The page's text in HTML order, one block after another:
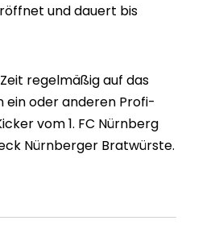
und dauert bis
regelmäßig auf das
ein oder anderen Profi-
vom 1. FC Nürnberg
Nürnberger Bratwürste.